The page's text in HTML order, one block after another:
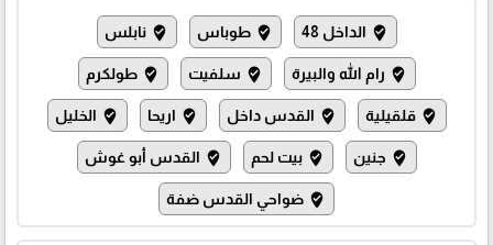
where_to_vote الداخل 48 where_to_vote طوباس where_to_vote نابلس
where_to_vote رام الله والبيرة where_to_vote سلفيت where_to_vote طولكرم
where_to_vote قلقيلية where_to_vote القدس داخل where_to_vote اريحا where_to_vote الخليل
where_to_vote جنين where_to_vote بيت لحم where_to_vote القدس أبو غوش
where_to_vote ضواحي القدس ضفة